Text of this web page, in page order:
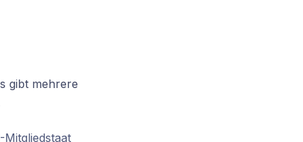
gibt mehrere